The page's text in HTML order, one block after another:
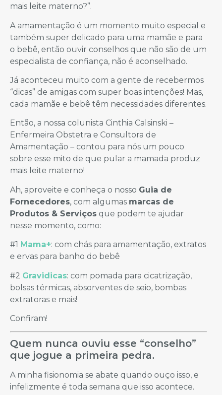
mais leite materno?”.
A amamentação é um momento muito especial e
também super delicado para uma mamãe e para
o bebê, então ouvir conselhos que não são de um
especialista de confiança, não é aconselhado.
Já aconteceu muito com a gente de recebermos
“dicas” de amigas com super boas intenções! Mas,
cada mamãe e bebê têm necessidades diferentes.
Então, a nossa colunista Cinthia Calsinski –
Enfermeira Obstetra e Consultora de
Amamentação – contou para nós um pouco
sobre esse mito de que pular a mamada produz
mais leite materno!
Ah, aproveite e conheça o nosso Guia de
Fornecedores, com algumas marcas de
Produtos & Serviços que podem te ajudar
nesse momento, como:
#1 Mama+: com chás para amamentação, extratos
e ervas para banho do bebê
#2 Gravidicas: com pomada para cicatrização,
bolsas térmicas, absorventes de seio, bombas
extratoras e mais!
Confiram!
Quem nunca ouviu esse “conselho”
que jogue a primeira pedra.
A minha fisionomia se abate quando ouço isso, e
infelizmente é toda semana que isso acontece.